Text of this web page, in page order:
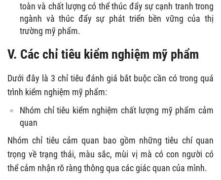
toàn và chất lượng có thể thúc đẩy sự cạnh tranh trong
ngành và thúc đẩy sự phát triển bền vững của thị
trường mỹ phẩm.
V. Các chỉ tiêu kiểm nghiệm mỹ phẩm
Dưới đây là 3 chỉ tiêu đánh giá bắt buộc cần có trong quá
trình kiểm nghiệm mỹ phẩm:
Nhóm chỉ tiêu kiểm nghiệm chất lượng mỹ phẩm cảm
quan
Nhóm chỉ tiêu cảm quan bao gồm những tiêu chí quan
trọng về trạng thái, màu sắc, mùi vị mà có con người có
thể cảm nhận rõ ràng thông qua các giác quan của mình.